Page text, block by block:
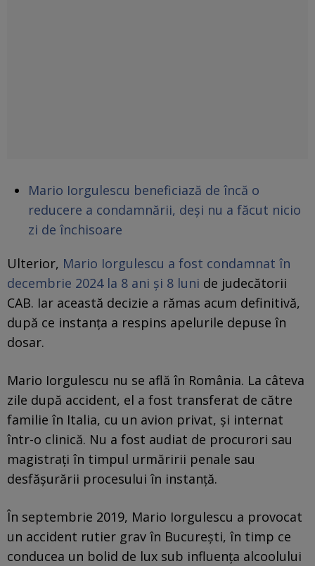
Mario Iorgulescu beneficiază de încă o
reducere a condamnării, deși nu a făcut nicio
zi de închisoare
Ulterior, Mario Iorgulescu a fost condamnat în
decembrie 2024 la 8 ani și 8 luni de judecătorii
CAB. Iar această decizie a rămas acum definitivă,
după ce instanţa a respins apelurile depuse în
dosar.
Mario Iorgulescu nu se află în România. La câteva
zile după accident, el a fost transferat de către
familie în Italia, cu un avion privat, și internat
într-o clinică. Nu a fost audiat de procurori sau
magistrați în timpul urmăririi penale sau
desfășurării procesului în instanță.
În septembrie 2019, Mario Iorgulescu a provocat
un accident rutier grav în București, în timp ce
conducea un bolid de lux sub influența alcoolului